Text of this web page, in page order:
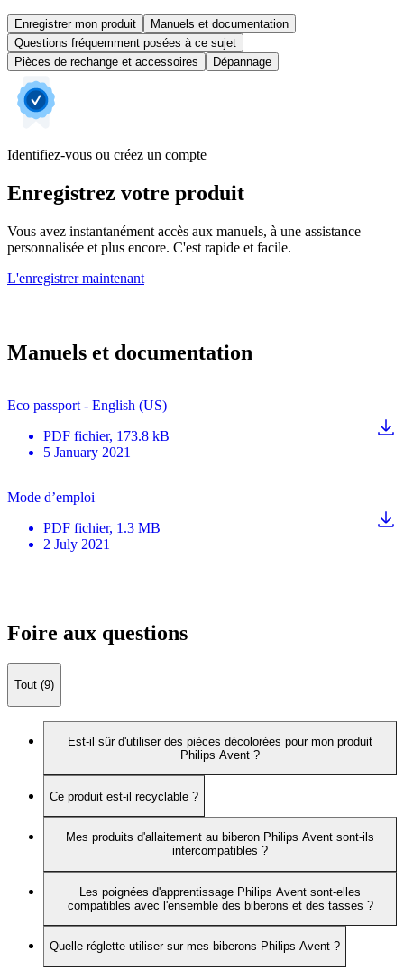
Enregistrer mon produit
Manuels et documentation
Questions fréquemment posées à ce sujet
Pièces de rechange et accessoires
Dépannage
Identifiez-vous ou créez un compte
Enregistrez votre produit
Vous avez instantanément accès aux manuels, à une assistance
personnalisée et plus encore. C'est rapide et facile.
L'enregistrer maintenant
Manuels et documentation
Eco passport - English (US)
PDF fichier, 173.8 kB
5 January 2021
Mode d’emploi
PDF fichier, 1.3 MB
2 July 2021
Foire aux questions
Tout (9)
Est-il sûr d'utiliser des pièces décolorées pour mon produit
Philips Avent ?
Ce produit est-il recyclable ?
Mes produits d'allaitement au biberon Philips Avent sont-ils
intercompatibles ?
Les poignées d'apprentissage Philips Avent sont-elles
compatibles avec l'ensemble des biberons et des tasses ?
Quelle réglette utiliser sur mes biberons Philips Avent ?